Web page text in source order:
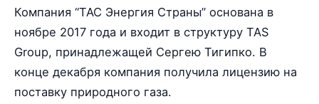
Компания “ТАС Энергия Страны” основана в
ноябре 2017 года и входит в структуру TAS
Group, принадлежащей Сергею Тигипко. В
конце декабря компания получила лицензию на
поставку природного газа.